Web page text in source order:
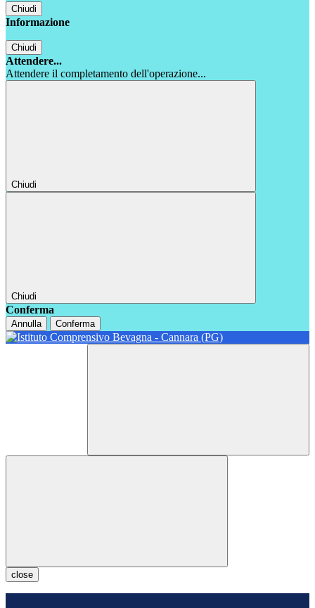
Chiudi
Informazione
Chiudi
Attendere...
Attendere il completamento dell'operazione...
Chiudi
Chiudi
Conferma
Annulla Conferma
close